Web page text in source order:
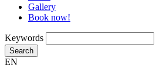
Gallery
Book now!
Keywords
Search
EN